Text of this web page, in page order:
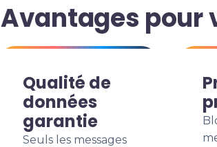
Avantages pour
Qualité de
données
garantie
Seuls les messages